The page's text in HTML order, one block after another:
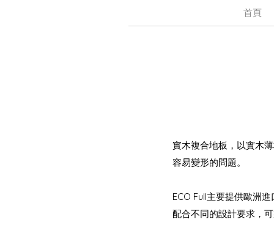
首頁
實木複合地板，以實木
容易變形的問題。
ECO Full主要提供歐洲
配合不同的設計要求，